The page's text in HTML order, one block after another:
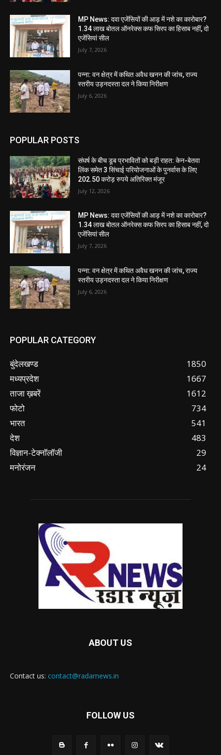
MP News: दवा एजेंसियों की आड़ में नशे का कारोबार?
1.34 लाख बोतल ऑनरेक्स कफ सिरप का हिसाब नहीं, दो
एजेंसियां सील
July 7, 2026
पन्ना: वन क्षेत्र में कथित अवैध खनन की जांच, राज्य
स्तरीय उड़नदस्ता दल ने किया निरीक्षण
July 6, 2026
POPULAR POSTS
संघर्ष के बीच डूब प्रभावितों को बड़ी राहत: केन-बेतवा
लिंक समेत 3 सिंचाई परियोजनाओं के पुनर्वास के लिए
202.50 करोड़ रुपये अतिरिक्त मंजूर
July 12, 2026
MP News: दवा एजेंसियों की आड़ में नशे का कारोबार?
1.34 लाख बोतल ऑनरेक्स कफ सिरप का हिसाब नहीं, दो
एजेंसियां सील
July 7, 2026
पन्ना: वन क्षेत्र में कथित अवैध खनन की जांच, राज्य
स्तरीय उड़नदस्ता दल ने किया निरीक्षण
July 6, 2026
POPULAR CATEGORY
बुंदेलखण्ड
1850
मध्यप्रदेश
1667
ताजा ख़बरें
1612
फोटो
734
भारत
541
देश
483
विज्ञान-टेक्नॉलॉजी
29
मनोरंजन
24
ABOUT US
Contact us: contact@radarnews.in
FOLLOW US